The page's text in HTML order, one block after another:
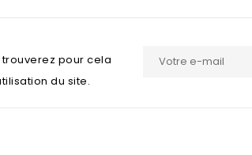
pour cela
du site.